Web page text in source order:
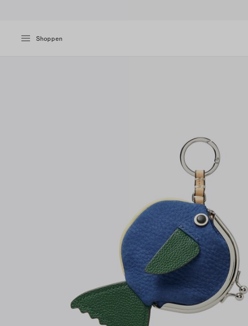
Shoppen